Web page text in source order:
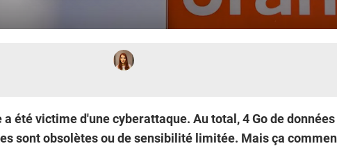
a été victime d'une cyberattaque. Au total, 4 Go de
sont obsolètes ou de sensibilité limitée. Mais ça